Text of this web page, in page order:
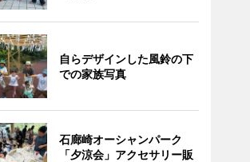
自らデザインした風鈴の下
での家族写真
石廊崎オーシャンパーク
「夕涼会」アクセサリー販